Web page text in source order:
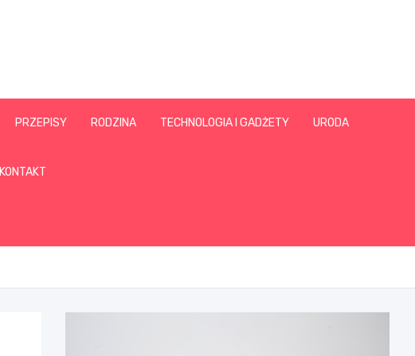
PRZEPISY RODZINA TECHNOLOGIA I GADŻETY URODA
KONTAKT